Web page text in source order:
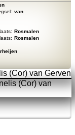
van
Rosmalen
Rosmalen